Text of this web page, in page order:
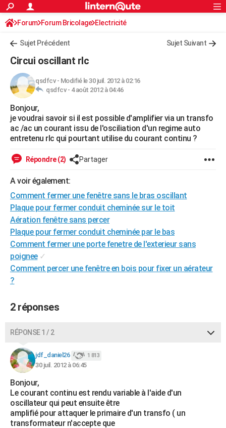
ACTUALITÉS
Politique
Société
Faits Divers
Education
Monde
Villes
+
FINANCE
Retraite
Impôts
Epargne
Immobilier
Risques naturels par ville
Banque
Assurance
Crédit
AUTO
Essais
Réserver un essai
Citadines
Berlines
SUV
Forum auto
+HIGH-TECH
Mobiles
Meilleur smartphone
Internet
Ordinateurs
Jeux vidéo
Guide high-tech
+BRICOLAGE
Forum
Aménagement intérieur
Extérieur
Cuisine
Salle de bains
Jardinage
Rangement
WEEK-END
LIFESTYLE
Art de vivre
Bien-être
Loisirs
Mode
Modes de vie
SANTE
Alimentation
Guide de la santé
Maladies
Médicaments
Sommeil
VOYAGE
Destinations
City break
Voyage nature
Voyage de noces
Forum
Climat
+PHOTO
GUIDES D'ACHAT
BONS PLANS
COPAINS D'AVANT
S'inscrire
Se connecter
Lycées
Collèges
Primaires
Universités
Entreprises
Service militaire
Avis de recherche
AVIS DE DÉCÈS
FORUM
Bricolage
Lifestyle
Culture
Sport
Auto
Television
Voyage
Cinema
S'inscrire
Connexion
Forum Forum Bricolage Electricité
Sujet Précédent Sujet Suivant
Circui oscillant rlc
qsdfcv- Modifié le 30 juil. 2012 à 02:16
qsdfcv - 4 août 2012 à 04:46
Bonjour,
je voudrai savoir si il est possible d'amplifier via un transfo
ac /ac un courant issu de l'osciliation d'un regime auto
entretenu rlc qui pourtant utilise du courant continu ?
Répondre (2) Partager
A voir également:
Comment fermer une fenêtre sans le bras oscillant
Plaque pour fermer conduit cheminée sur le toit
Aération fenêtre sans percer
Plaque pour fermer conduit cheminée par le bas
Comment fermer une porte fenetre de l'exterieur sans
poignee ✓
Comment percer une fenêtre en bois pour fixer un aérateur
?
2 réponses
RÉPONSE 1 / 2
jdf_daniel26 1 813
30 juil. 2012 à 06:45
Bonjour,
Le courant continu est rendu variable à l'aide d'un
oscillateur qui peut ensuite être
amplifié pour attaquer le primaire d'un transfo ( un
transformateur n'accepte que